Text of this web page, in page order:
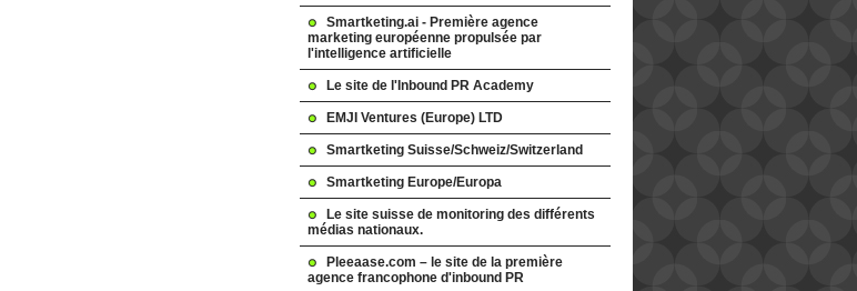
Smartketing.ai - Première agence
marketing européenne propulsée par
l'intelligence artificielle
Le site de l'Inbound PR Academy
EMJI Ventures (Europe) LTD
Smartketing Suisse/Schweiz/Switzerland
Smartketing Europe/Europa
Le site suisse de monitoring des différents
médias nationaux.
Pleeaase.com – le site de la première
agence francophone d'inbound PR